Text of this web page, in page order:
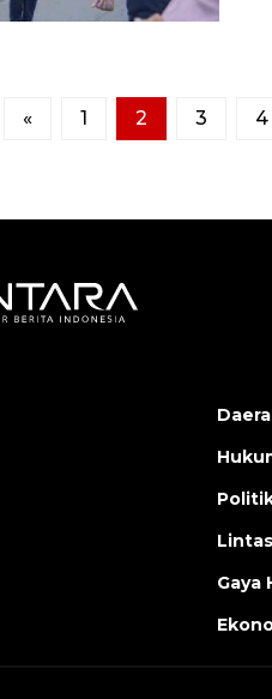
« 1 2 3 4
Gaya